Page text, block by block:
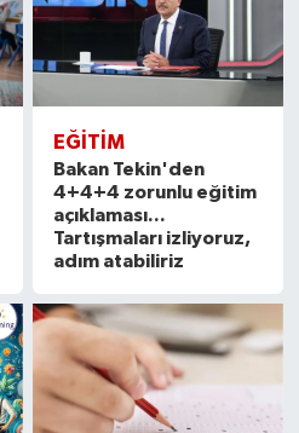
EĞITIM
Bakan Tekin'den
4+4+4 zorunlu eğitim
açıklaması...
Tartışmaları izliyoruz,
adım atabiliriz